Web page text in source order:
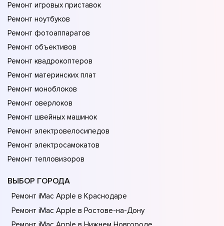
Ремонт игровых приставок
Ремонт ноутбуков
Ремонт фотоаппаратов
Ремонт объективов
Ремонт квадрокоптеров
Ремонт материнских плат
Ремонт моноблоков
Ремонт оверлоков
Ремонт швейных машинок
Ремонт электровелосипедов
Ремонт электросамокатов
Ремонт тепловизоров
ВЫБОР ГОРОДА
Ремонт iMac Apple в Краснодаре
Ремонт iMac Apple в Ростове-на-Донy